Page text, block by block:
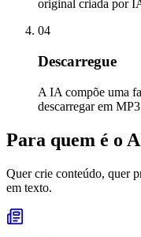
original criada por
04
Descarregue
A IA compõe uma
descarregar em
Para quem é o
Quer crie conteúdo, quer
em texto.